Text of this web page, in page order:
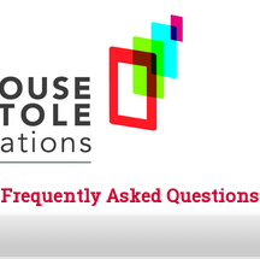
Frequently Asked Questions